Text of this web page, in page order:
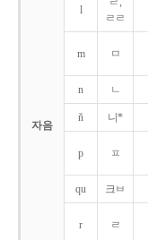
자음
l
ㄹㄹ
m ㅁ
n ㄴ
ň 니*
p ㅍ
qu 크ㅂ
r ㄹ